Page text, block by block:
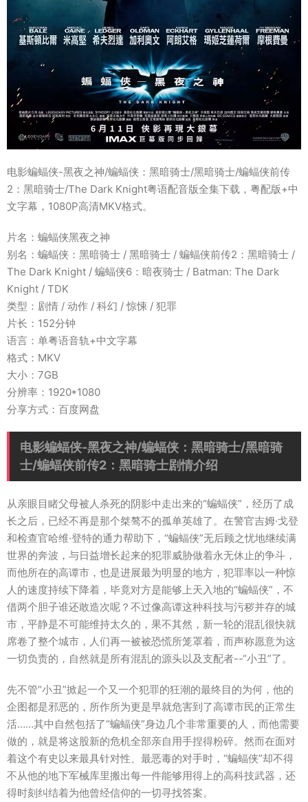
电影蝙蝠侠-黑夜之神/蝙蝠侠：黑暗骑士/黑暗骑士/蝙蝠侠前传
2：黑暗骑士/The Dark Knight粤语配音版全集下载，粤配版+中
文字幕，1080P高清MKV格式。
片名：蝙蝠侠黑夜之神
别名：蝙蝠侠：黑暗骑士 / 黑暗骑士 / 蝙蝠侠前传2：黑暗骑士 /
The Dark Knight / 蝙蝠侠6：暗夜骑士 / Batman: The Dark
Knight / TDK
类型：剧情 / 动作 / 科幻 / 惊悚 / 犯罪
片长：152分钟
语言：单粤语音轨+中文字幕
格式：MKV
大小：7GB
分辨率：1920*1080
分享方式：百度网盘
电影蝙蝠侠-黑夜之神/蝙蝠侠：黑暗骑士/黑暗骑
士/蝙蝠侠前传2：黑暗骑士剧情介绍
从亲眼目睹父母被人杀死的阴影中走出来的“蝙蝠侠”，经历了成
长之后，已经不再是那个桀骜不的孤单英雄了。在警官吉姆·戈登
和检查官哈维·登特的通力帮助下，“蝙蝠侠”无后顾之忧地继续满
世界的奔波，与日益增长起来的犯罪威胁做着永无休止的争斗，
而他所在的高谭市，也是进展最为明显的地方，犯罪率以一种惊
人的速度持续下降着，毕竟对方是能够上天入地的“蝙蝠侠”，不
借两个胆子谁还敢造次呢？不过像高谭这种科技与污秽并存的城
市，平静是不可能维持太久的，果不其然，新一轮的混乱很快就
席卷了整个城市，人们再一被被恐慌所笼罩着，而声称愿意为这
一切负责的，自然就是所有混乱的源头以及支配者--“小丑”了。
先不管“小丑”掀起一个又一个犯罪的狂潮的最终目的为何，他的
企图都是邪恶的，所作所为更是早就危害到了高谭市民的正常生
活……其中自然包括了“蝙蝠侠”身边几个非常重要的人，而他需要
做的，就是将这股新的危机全部亲自用手捏得粉碎。然而在面对
着这个有史以来最具针对性、最恶毒的对手时，“蝙蝠侠”却不得
不从他的地下军械库里搬出每一件能够用得上的高科技武器，还
得时刻纠结着为他曾经信仰的一切寻找答案。